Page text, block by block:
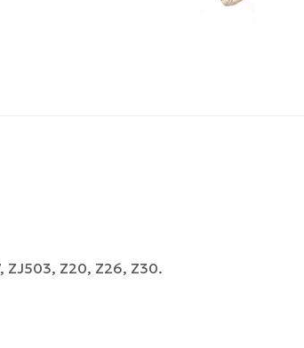
ZJ503, Z20, Z26, Z30.